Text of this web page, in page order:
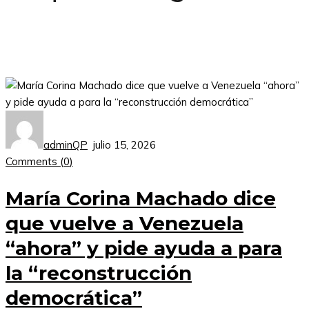
adminQP julio 15, 2026
Comments (0)
María Corina Machado dice
que vuelve a Venezuela
“ahora” y pide ayuda a para
la “reconstrucción
democrática”